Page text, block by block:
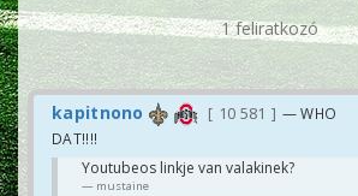
1 feliratkozó
kapitnono 10 581
— WHO
DAT!!!!
Youtubeos linkje van valakinek?
mustaine